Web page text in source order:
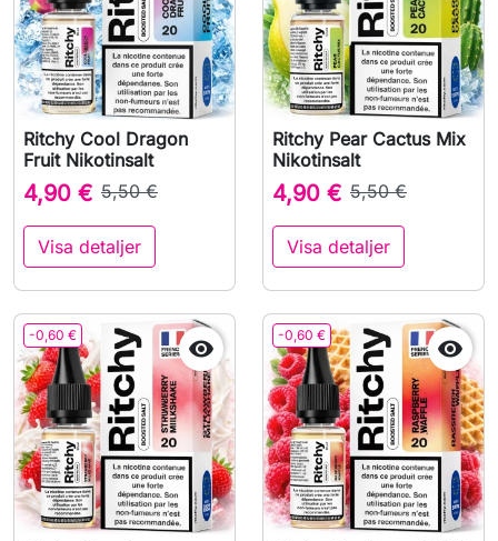
Ritchy Cool Dragon
Fruit Nikotinsalt
4,90 € 5,50 €
Visa detaljer
Ritchy Pear Cactus Mix
Nikotinsalt
4,90 € 5,50 €
Visa detaljer
-0,60 €  -0,60 € 